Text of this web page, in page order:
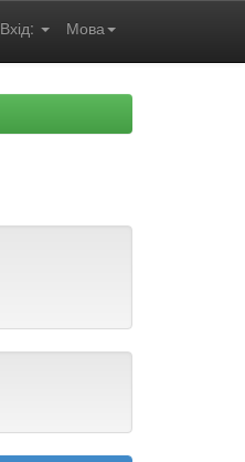
Мова
Вхід: